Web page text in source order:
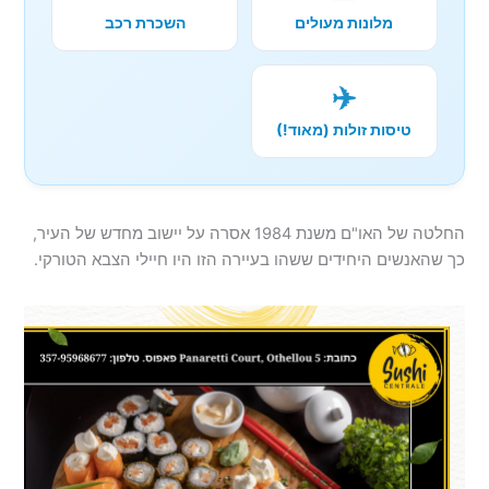
מלונות מעולים השכרת רכב
✈️
טיסות זולות (מאוד!)
החלטה של האו"ם משנת 1984 אסרה על יישוב מחדש של העיר,
כך שהאנשים היחידים ששהו בעיירה הזו היו חיילי הצבא הטורקי.